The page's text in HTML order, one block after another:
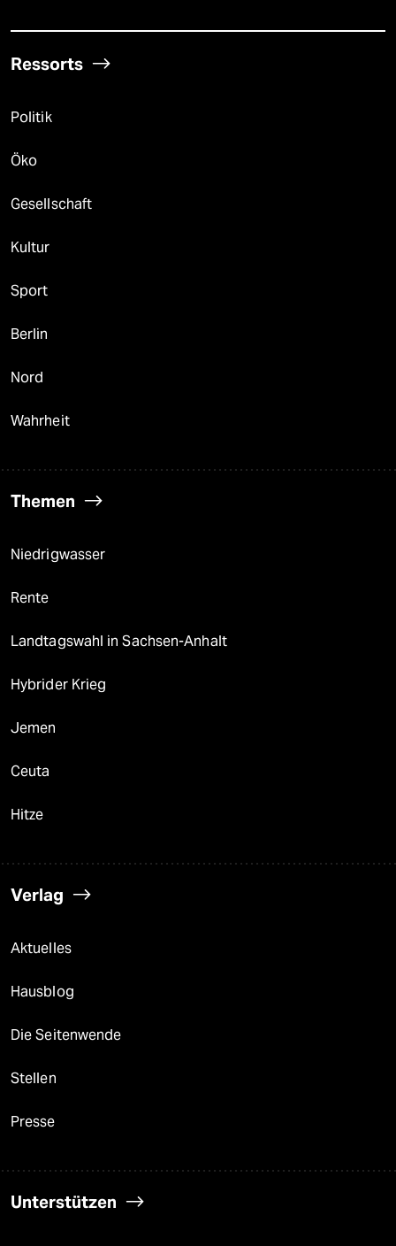
Ressorts
Politik
Öko
Gesellschaft
Kultur
Sport
Berlin
Nord
Wahrheit
Themen
Niedrigwasser
Rente
Landtagswahl in Sachsen-Anhalt
Hybrider Krieg
Jemen
Ceuta
Hitze
Verlag
Aktuelles
Hausblog
Die Seitenwende
Stellen
Presse
Unterstützen